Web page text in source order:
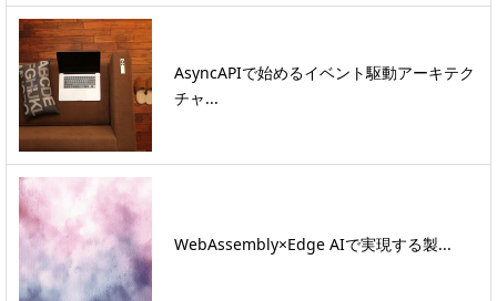
AsyncAPIで始めるイベント駆動アーキテク
チャ...
WebAssembly×Edge AIで実現する製...